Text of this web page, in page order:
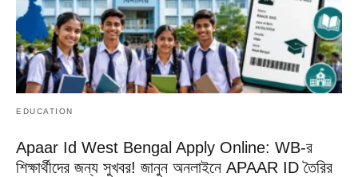
EDUCATION
Apaar Id West Bengal Apply Online: WB-র
শিক্ষার্থীদের জন্য সুখবর! জানুন অনলাইনে APAAR ID তৈরির